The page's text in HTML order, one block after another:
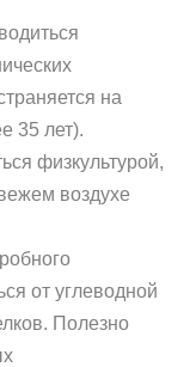
на
35 лет).
физкультурой,
воздухе
от углеводной
Полезно